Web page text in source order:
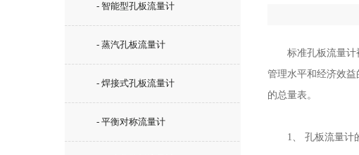
- 智能型孔板流量计
- 蒸汽孔板流量计
- 焊接式孔板流量计
- 平衡对称流量计
标准孔板流量计被
管理水平和经济效
的总量表。
1、 孔板流量计的